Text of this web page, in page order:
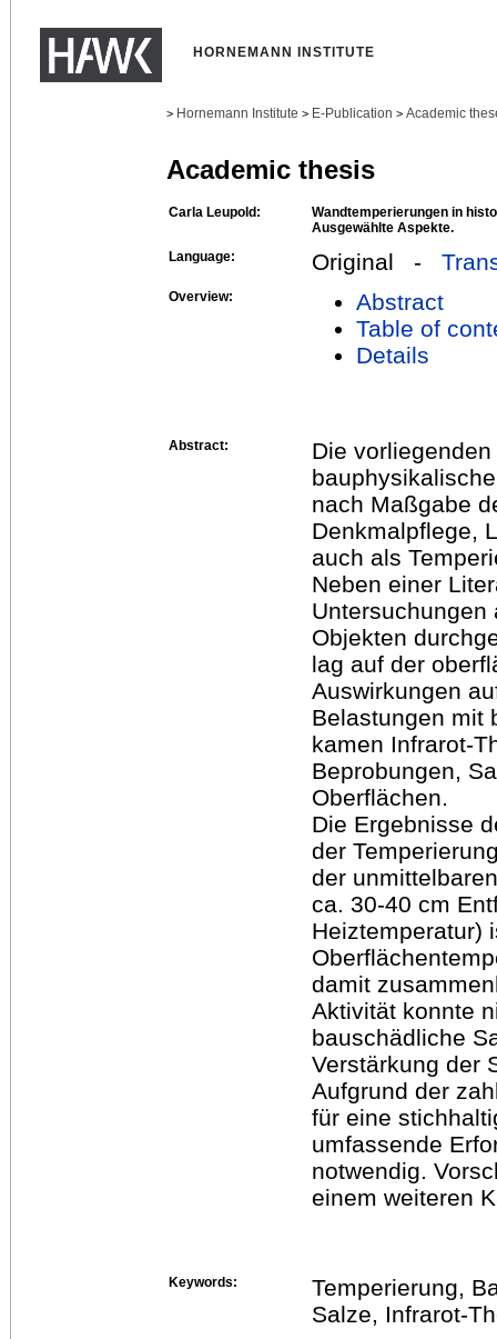
HORNEMANN INSTITUTE
> Hornemann Institute > E-Publication > Academic
Academic thesis
Carla Leupold:
Wandtemperierungen in
Ausgewählte Aspekte.
Language:
Original -
Overview:
Abstract
Table of
Details
Abstract:
Die
nach Maßgabe
Denkmalpflege,
auch als
Neben einer
Untersuchungen
Objekten
lag auf der
Auswirkungen
Belastungen mit
kamen Infrarot-
Beprobungen,
Oberflächen.
Die Ergebnisse
der
der
ca. 30-40 cm
Heiztemperatur)
damit
Aktivität konnte
bauschädliche
Verstärkung der
Aufgrund der
für eine
umfassende
notwendig.
einem weiteren
Keywords:
Temperierung,
Salze, Infrarot-